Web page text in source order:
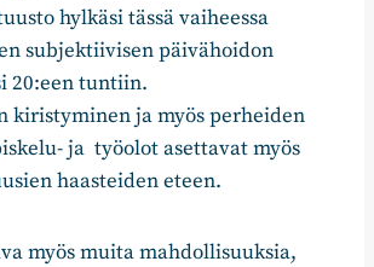
hylkäsi tässä vaiheessa
subjektiivisen päivähoidon
20:een tuntiin.
kiristyminen ja myös perheiden
ja työolot asettavat myös
haasteiden eteen.
myös muita mahdollisuuksia,